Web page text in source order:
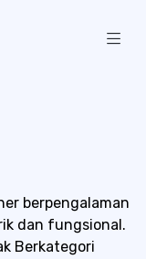
berpengalaman
dan fungsional.
Berkategori